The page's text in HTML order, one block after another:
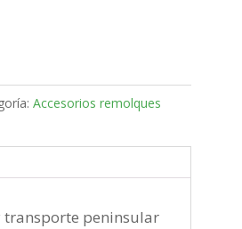
Accesorios remolques
transporte peninsular